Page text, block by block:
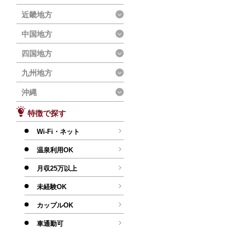
近畿地方
中国地方
四国地方
九州地方
沖縄
特徴で探す
Wi-Fi・ネット
温泉利用OK
月収25万以上
未経験OK
カップルOK
車通勤可